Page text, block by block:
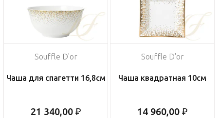
Souffle D'or
Чаша для спагетти 16,8см
21 340,00 ₽
Souffle D'or
Чаша квадратная 10см
14 960,00 ₽